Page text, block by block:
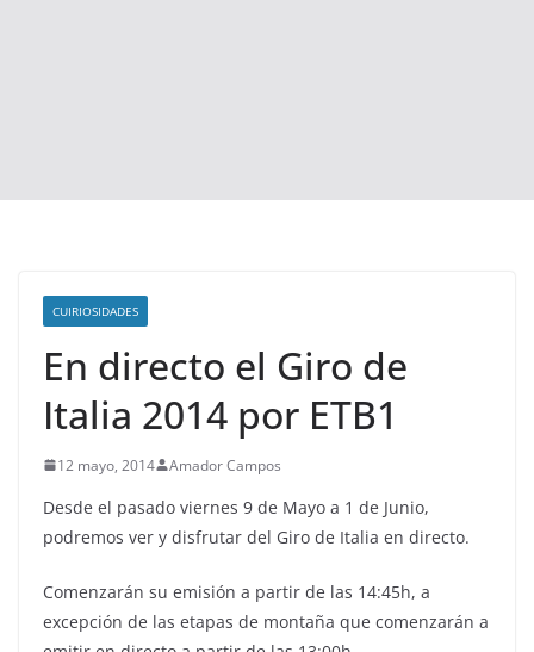
CUIRIOSIDADES
En directo el Giro de
Italia 2014 por ETB1
12 mayo, 2014 Amador Campos
Desde el pasado viernes 9 de Mayo a 1 de Junio,
podremos ver y disfrutar del Giro de Italia en directo.
Comenzarán su emisión a partir de las 14:45h, a
excepción de las etapas de montaña que comenzarán a